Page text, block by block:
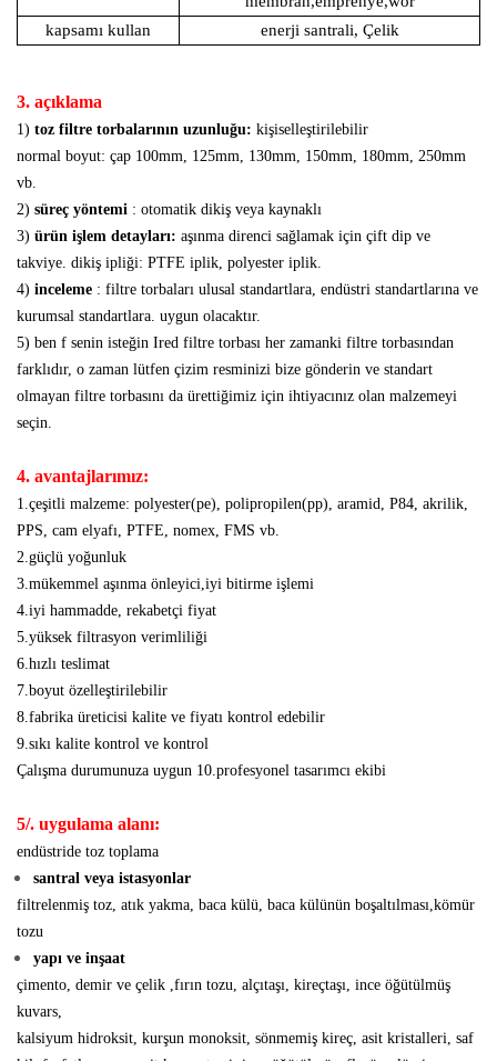
kapsamı kullan
enerji santrali, Çelik
3. açıklama
1) toz filtre torbalarının uzunluğu: kişiselleştirilebilir
normal boyut: çap 100mm, 125mm, 130mm, 150mm, 180mm, 250mm
vb.
2) süreç yöntemi : otomatik dikiş veya kaynaklı
3) ürün işlem detayları: aşınma direnci sağlamak için çift dip ve
takviye. dikiş ipliği: PTFE iplik, polyester iplik.
4) inceleme : filtre torbaları ulusal standartlara, endüstri standartlarına ve
kurumsal standartlara. uygun olacaktır.
5) ben f senin isteğin Ired filtre torbası her zamanki filtre torbasından
farklıdır, o zaman lütfen çizim resminizi bize gönderin ve standart
olmayan filtre torbasını da ürettiğimiz için ihtiyacınız olan malzemeyi
seçin.
4. avantajlarımız:
1.çeşitli malzeme: polyester(pe), polipropilen(pp), aramid, P84, akrilik,
PPS, cam elyafı, PTFE, nomex, FMS vb.
2.güçlü yoğunluk
3.mükemmel aşınma önleyici,iyi bitirme işlemi
4.iyi hammadde, rekabetçi fiyat
5.yüksek filtrasyon verimliliği
6.hızlı teslimat
7.boyut özelleştirilebilir
8.fabrika üreticisi kalite ve fiyatı kontrol edebilir
9.sıkı kalite kontrol ve kontrol
Çalışma durumunuza uygun 10.profesyonel tasarımcı ekibi
5/. uygulama alanı:
endüstride toz toplama
santral veya istasyonlar
filtrelenmiş toz, atık yakma, baca külü, baca külünün boşaltılması,kömür
tozu
yapı ve inşaat
çimento, demir ve çelik ,fırın tozu, alçıtaşı, kireçtaşı, ince öğütülmüş
kuvars,
kalsiyum hidroksit, kurşun monoksit, sönmemiş kireç, asit kristalleri, saf